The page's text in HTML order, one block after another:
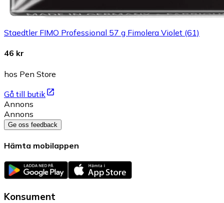
Staedtler FIMO Professional 57 g Fimolera Violet (61)
46 kr
hos Pen Store
Gå till butik
Annons
Annons
Ge oss feedback
Hämta mobilappen
Konsument